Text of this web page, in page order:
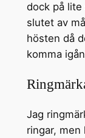
dock på lite
slutet av
hösten då
komma
Jag
ringar, men